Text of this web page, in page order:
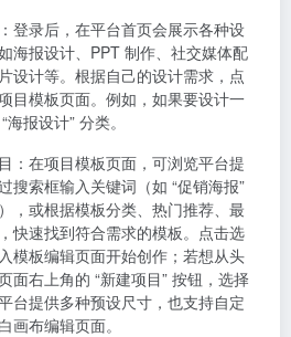
：登录后，在平台首页会展示各种设
海报设计、PPT 制作、社交媒体配
设计等。根据自己的设计需求，点
目模板页面。例如，如果要设计一
报设计” 分类。
：在项目模板页面，可浏览平台提
搜索框输入关键词（如 “促销海报”
，或根据模板分类、热门推荐、最
快速找到符合需求的模板。点击选
模板编辑页面开始创作；若想从头
面右上角的 “新建项目” 按钮，选择
台提供多种预设尺寸，也支持自定
画布编辑页面。